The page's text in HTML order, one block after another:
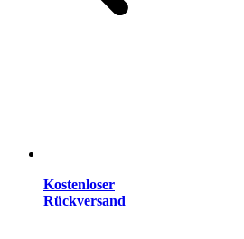
Kostenloser
Rückversand